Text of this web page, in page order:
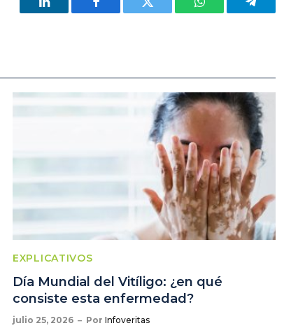
LinkedIn Facebook Twitter WhatsAppTelegrama
EXPLICATIVOS
Día Mundial del Vitíligo: ¿en qué
consiste esta enfermedad?
julio 25, 2026 Por Infoveritas